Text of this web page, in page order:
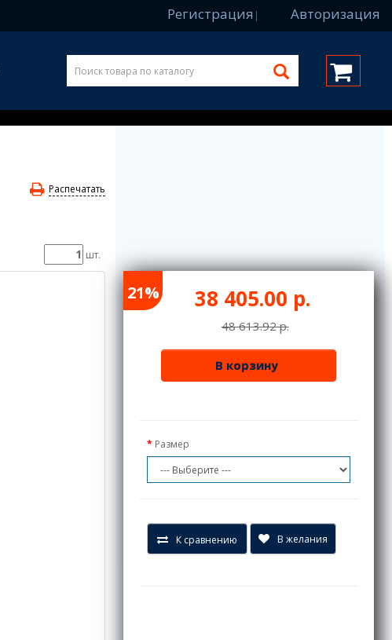
Регистрация | Авторизация
Распечатать
шт.
21% 38 405.00 р.
48 613.92 р.
В корзину
Размер
К сравнению В желания